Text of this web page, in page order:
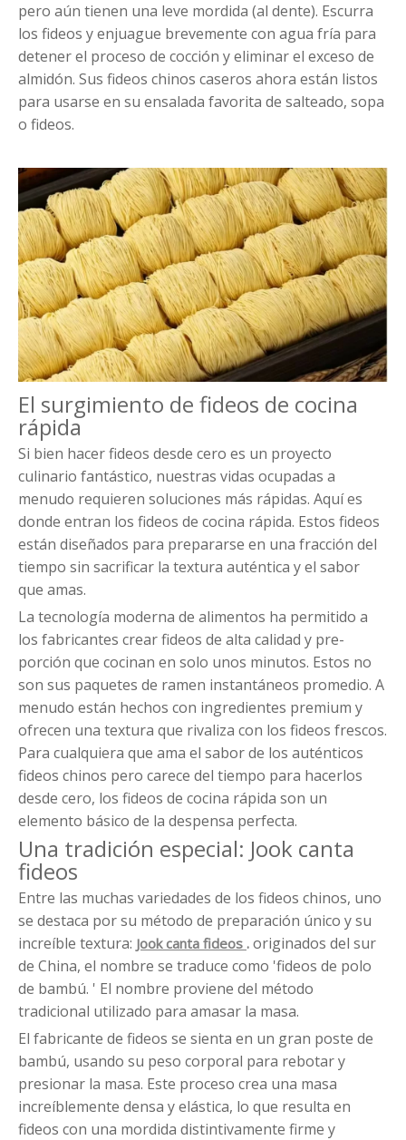
pero aún tienen una leve mordida (al dente). Escurra
los fideos y enjuague brevemente con agua fría para
detener el proceso de cocción y eliminar el exceso de
almidón. Sus fideos chinos caseros ahora están listos
para usarse en su ensalada favorita de salteado, sopa
o fideos.
El surgimiento de fideos de cocina
rápida
Si bien hacer fideos desde cero es un proyecto
culinario fantástico, nuestras vidas ocupadas a
menudo requieren soluciones más rápidas. Aquí es
donde entran los fideos de cocina rápida. Estos fideos
están diseñados para prepararse en una fracción del
tiempo sin sacrificar la textura auténtica y el sabor
que amas.
La tecnología moderna de alimentos ha permitido a
los fabricantes crear fideos de alta calidad y pre-
porción que cocinan en solo unos minutos. Estos no
son sus paquetes de ramen instantáneos promedio. A
menudo están hechos con ingredientes premium y
ofrecen una textura que rivaliza con los fideos frescos.
Para cualquiera que ama el sabor de los auténticos
fideos chinos pero carece del tiempo para hacerlos
desde cero, los fideos de cocina rápida son un
elemento básico de la despensa perfecta.
Una tradición especial: Jook canta
fideos
Entre las muchas variedades de los fideos chinos, uno
se destaca por su método de preparación único y su
increíble textura: Jook canta fideos .originados del sur
de China, el nombre se traduce como 'fideos de polo
de bambú. ' El nombre proviene del método
tradicional utilizado para amasar la masa.
El fabricante de fideos se sienta en un gran poste de
bambú, usando su peso corporal para rebotar y
presionar la masa. Este proceso crea una masa
increíblemente densa y elástica, lo que resulta en
fideos con una mordida distintivamente firme y